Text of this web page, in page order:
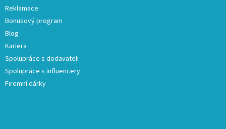
Reklamace
Bonusový program
Blog
Kariera
Spolupráce s dodavateli
Spolupráce s influencery
Firemní dárky